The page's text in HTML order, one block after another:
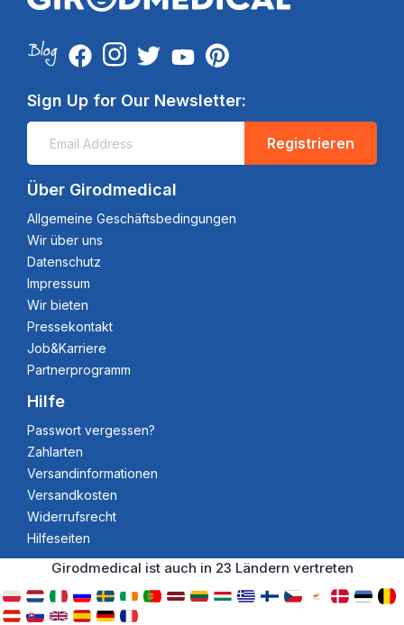
Sign Up for Our Newsletter:
Registrieren
Über Girodmedical
Allgemeine Geschäftsbedingungen
Wir über uns
Datenschutz
Impressum
Wir bieten
Pressekontakt
Job&Karriere
Partnerprogramm
Hilfe
Passwort vergessen?
Zahlarten
Versandinformationen
Versandkosten
Widerrufsrecht
Hilfeseiten
Girodmedical ist auch in 23 Ländern vertreten